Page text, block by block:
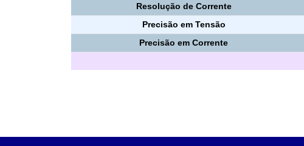
Resolução de Corrente
Precisão em Tensão
Precisão em Corrente